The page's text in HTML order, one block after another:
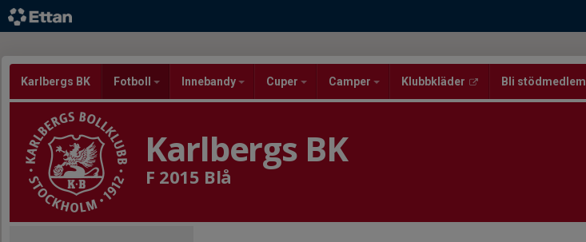
Karlbergs BK Fotboll Innebandy Cuper Camper Klubbkläder Bli stödmedlem
Karlbergs BK
F 2015 Blå